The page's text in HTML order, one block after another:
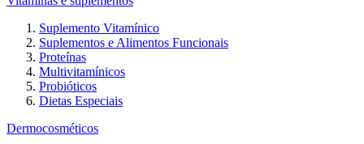
Suplemento Vitamínico
Suplementos e Alimentos Funcionais
Proteínas
Multivitamínicos
Probióticos
Dietas Especiais
Dermocosméticos